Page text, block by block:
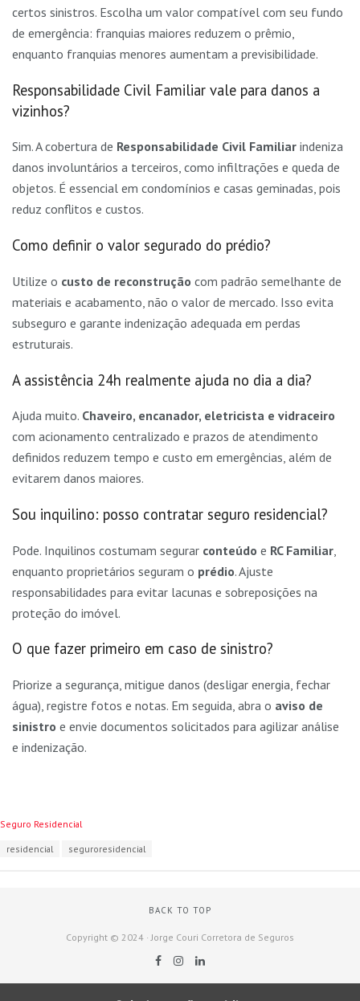
certos sinistros. Escolha um valor compatível com seu fundo
de emergência: franquias maiores reduzem o prêmio,
enquanto franquias menores aumentam a previsibilidade.
Responsabilidade Civil Familiar vale para danos a
vizinhos?
Sim. A cobertura de Responsabilidade Civil Familiar indeniza
danos involuntários a terceiros, como infiltrações e queda de
objetos. É essencial em condomínios e casas geminadas, pois
reduz conflitos e custos.
Como definir o valor segurado do prédio?
Utilize o custo de reconstrução com padrão semelhante de
materiais e acabamento, não o valor de mercado. Isso evita
subseguro e garante indenização adequada em perdas
estruturais.
A assistência 24h realmente ajuda no dia a dia?
Ajuda muito. Chaveiro, encanador, eletricista e vidraceiro
com acionamento centralizado e prazos de atendimento
definidos reduzem tempo e custo em emergências, além de
evitarem danos maiores.
Sou inquilino: posso contratar seguro residencial?
Pode. Inquilinos costumam segurar conteúdo e RC Familiar
enquanto proprietários seguram o prédio. Ajuste
responsabilidades para evitar lacunas e sobreposições na
proteção do imóvel.
O que fazer primeiro em caso de sinistro?
Priorize a segurança, mitigue danos (desligar energia, fechar
água), registre fotos e notas. Em seguida, abra o aviso de
sinistro e envie documentos solicitados para agilizar análise
e indenização.
Categories:
Seguro Residencial
Tags:
residencial seguroresidencial
BACK TO TOP
Copyright © 2024 · Jorge Couri Corretora de Seguros